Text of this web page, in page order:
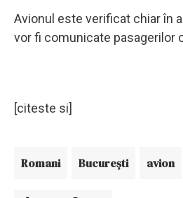
Avionul este verificat chiar în
vor fi comunicate pasagerilor
[citeste si]
Romani Bucureşti avion